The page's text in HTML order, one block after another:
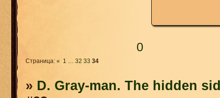
0
Страница: « 1 … 32 33 34
» D. Gray-man. The hidden